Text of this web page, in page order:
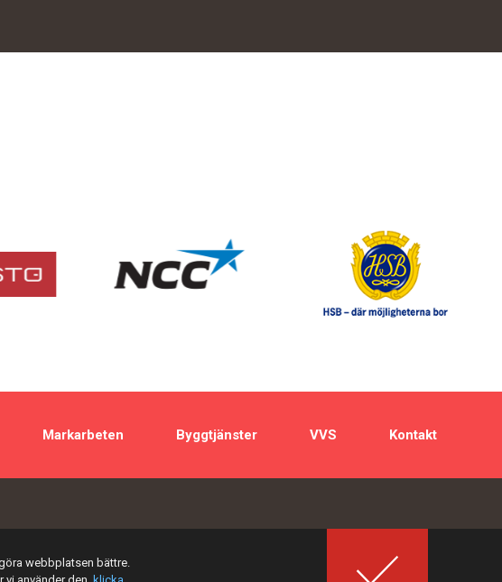
Markarbeten Byggtjänster VVS Kontakt
webbplatsen bättre.
använder den, klicka